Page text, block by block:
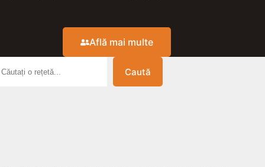
Află mai multe
Caută